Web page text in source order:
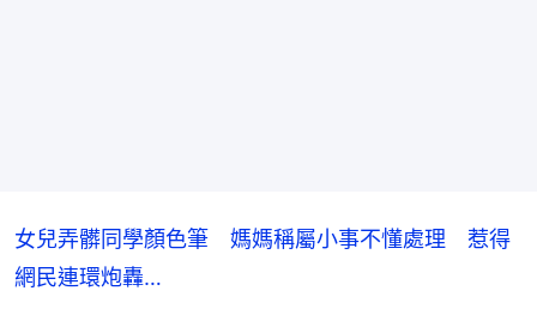
女兒弄髒同學顏色筆 媽媽稱屬小事不懂處理 惹得
網民連環炮轟…